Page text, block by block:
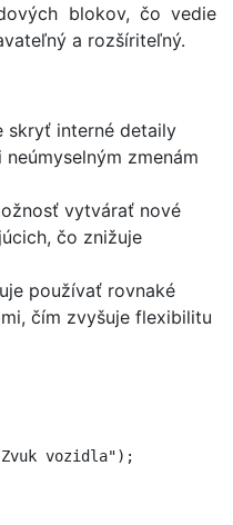
blokov, čo vedie
a rozšíriteľný.
skryť interné detaily
zmenám
vytvárať nové
čo znižuje
používať rovnaké
čím zvyšuje flexibilitu
vozidla");